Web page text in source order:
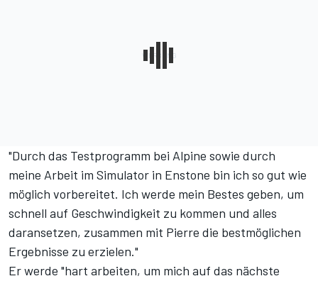
"Durch das Testprogramm bei Alpine sowie durch
meine Arbeit im Simulator in Enstone bin ich so gut wie
möglich vorbereitet. Ich werde mein Bestes geben, um
schnell auf Geschwindigkeit zu kommen und alles
daransetzen, zusammen mit Pierre die bestmöglichen
Ergebnisse zu erzielen."
Er werde "hart arbeiten, um mich auf das nächste